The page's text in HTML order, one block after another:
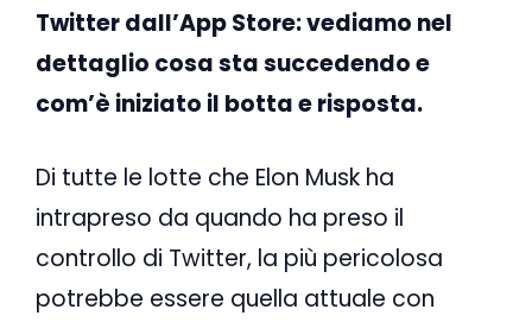
Twitter dall’App Store: vediamo nel
dettaglio cosa sta succedendo e
com’è iniziato il botta e risposta.
Di tutte le lotte che Elon Musk ha
intrapreso da quando ha preso il
controllo di Twitter, la più pericolosa
potrebbe essere quella attuale con